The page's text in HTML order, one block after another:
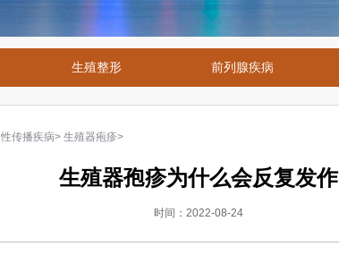
生殖整形 前列腺疾病
性传播疾病> 生殖器疱疹>
生殖器孢疹为什么会反复发作
时间：2022-08-24